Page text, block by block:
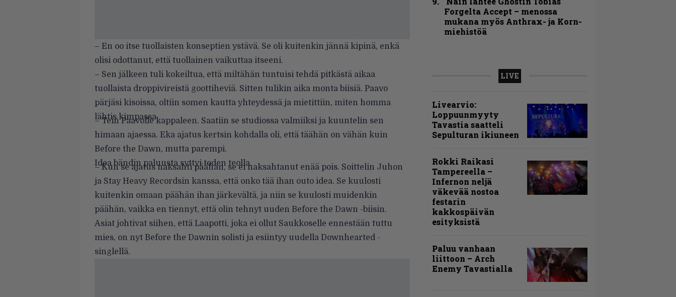
– En oo itse tuollaisten konseptien ystävä. Se oli kuitenkin jännä kipinä, enkä
olisi odottanut, että tuollainen vaikuttaa itseeni.
– Sen jälkeen tuli kokeiltua, että miltähän tuntuisi tehdä pitkästä aikaa
tuollaista droppivireistä goottiheviä. Sitten tulikin aika monta biisiä. Paavo
pärjäsi kisoissa, oltiin somen kautta yhteydessä ja mietittiin, miten homma
lähtis kimpassa.
– Tein Paavolle kappaleen. Saatiin se studiossa valmiiksi ja kuuntelin sen
himaan ajaessa. Eka ajatus kertsin kohdalla oli, että täähän on vähän kuin
Before the Dawn, mutta parempi.
Idea bändin paluusta syttyi toden teolla.
– Kun se ajatus naksahti päähän, se ei naksahtanut enää pois. Soittelin Juhon
ja Stay Heavy Recordsin kanssa, että onko tää ihan outo idea. Se kuulosti
kuitenkin omaan päähän ihan järkevältä, ja niin se kuulosti muidenkin
päähän, vaikka en tiennyt, että olin tehnyt uuden Before the Dawn -biisin.
Asiat johtivat siihen, että Laapotti, joka ei ollut Saukkoselle ennestään tuttu
mies, on nyt Before the Dawnin solisti ja esiintyy uudella Downhearted -
singlellä.
Forgelta Accept – menossa
mukana myös Anthrax- ja Korn-
miehistöä
LIVE
Livearvio:
Loppuunmyyty
Tavastia saatteli
Sepulturan ikiuneen
Rokki Raikasi
Tampereella –
Infernon neljä
väkevää nostoa
festarin
kakkospäivän
esityksistä
Paluu vanhaan
liittoon – Arch
Enemy Tavastialla